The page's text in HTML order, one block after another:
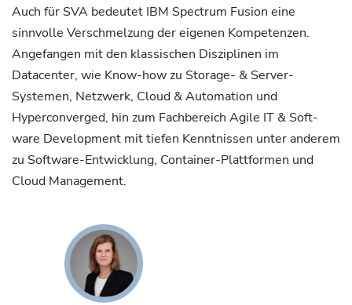
Auch für SVA bedeutet IBM Spectrum Fusion eine
sinnvolle Verschmelzung der eigenen Kompetenzen.
Angefangen mit den klassischen Disziplinen im
Datacenter, wie Know-how zu Storage- & Server-
Systemen, Netzwerk, Cloud & Automation und
Hyperconverged, hin zum Fachbereich Agile IT & Soft-
ware Development mit tiefen Kenntnissen unter anderem
zu Software-Entwicklung, Container-Plattformen und
Cloud Management.